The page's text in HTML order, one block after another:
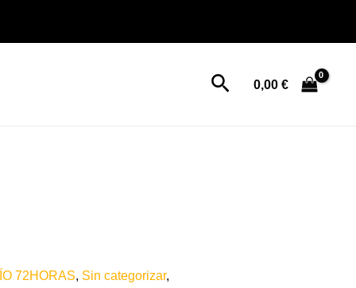
Buscar
0,00 €
72HORAS, Sin categorizar,